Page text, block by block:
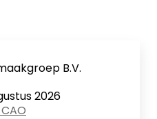
B.V.
2026